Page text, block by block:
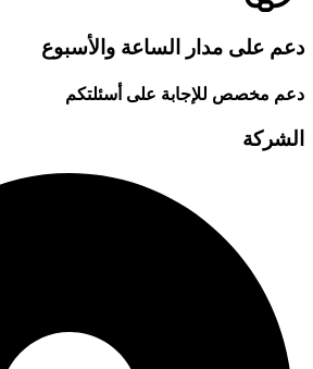
دعم على مدار الساعة والأسبوع
دعم مخصص للإجابة على أسئلتكم
الشركة